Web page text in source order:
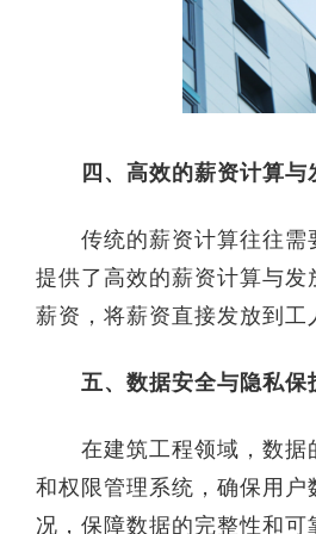
四、高效的薪资计算与
传统的薪资计算往往需要
提供了高效的薪资计算与
薪资，将薪资直接发放到工
五、数据安全与隐私保
在建筑工程领域，数据的
和权限管理系统，确保用
况，保障数据的完整性和可